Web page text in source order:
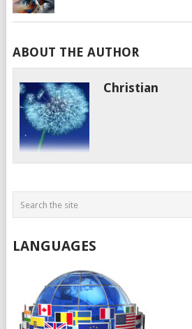
ABOUT THE AUTHOR
Christian
LANGUAGES